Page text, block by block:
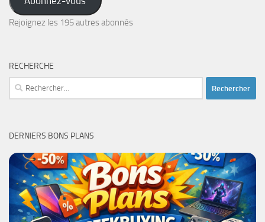
e-
mail
Rejoignez les 195 autres abonnés
RECHERCHE
Rechercher :
DERNIERS BONS PLANS